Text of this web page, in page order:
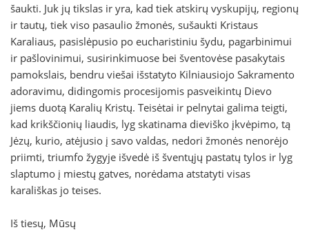
šaukti. Juk jų tikslas ir yra, kad tiek atskirų vyskupijų, regionų
ir tautų, tiek viso pasaulio žmonės, sušaukti Kristaus
Karaliaus, pasislėpusio po eucharistiniu šydu, pagarbinimui
ir pašlovinimui, susirinkimuose bei šventovėse pasakytais
pamokslais, bendru viešai išstatyto Kilniausiojo Sakramento
adoravimu, didingomis procesijomis pasveikintų Dievo
jiems duotą Karalių Kristų. Teisėtai ir pelnytai galima teigti,
kad krikščionių liaudis, lyg skatinama dieviško įkvėpimo, tą
Jėzų, kurio, atėjusio į savo valdas, nedori žmonės nenorėjo
priimti, triumfo žygyje išvedė iš šventųjų pastatų tylos ir lyg
slaptumo į miestų gatves, norėdama atstatyti visas
karališkas jo teises.
Iš tiesų, Mūsų